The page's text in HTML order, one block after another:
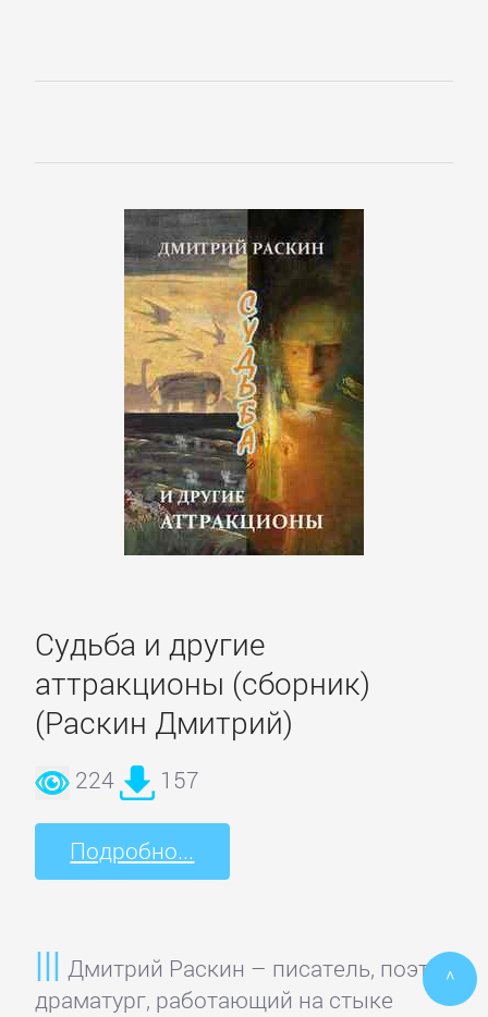
Судьба и другие
аттракционы (сборник)
(Раскин Дмитрий)
224 157
Подробно...
Дмитрий Раскин – писатель, поэт,
драматург, работающий на стыке
И
РАССКАЗЫ
Повести
Рассказы
ПОЭЗИЯ
ДРАМА
Драматургия
Зарубежная
драматургия
Поэзия
^